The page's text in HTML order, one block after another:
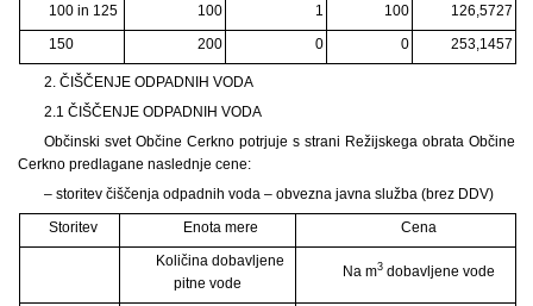
100 in 125
100 1 100
126,5727
150
200 0 0 253,1457
2. ČIŠČENJE ODPADNIH VODA
2.1 ČIŠČENJE ODPADNIH VODA
Občinski svet Občine Cerkno potrjuje s strani Režijskega obrata Občine
Cerkno predlagane naslednje cene:
– storitev čiščenja odpadnih voda – obvezna javna služba (brez DDV)
Storitev
Enota mere
Cena
Količina dobavljene
pitne vode
Na m3dobavljene vode